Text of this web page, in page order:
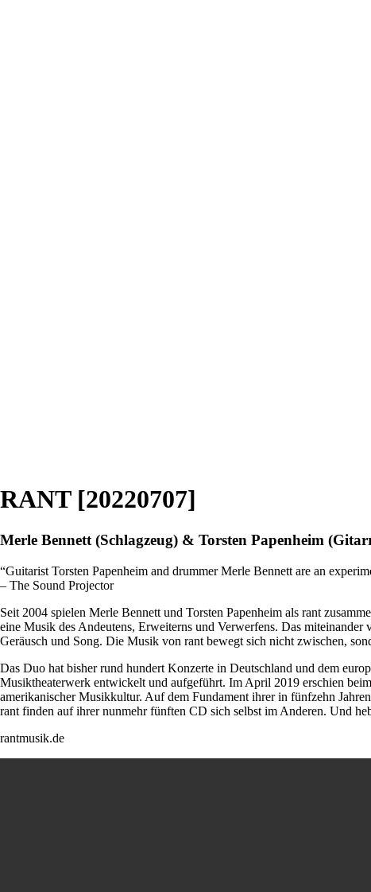
RANT [20220707]
Merle Bennett (Schlagzeug) & Torsten Papenheim
“Guitarist Torsten Papenheim and drummer Merle Bennett are an
– The Sound Projector
Seit 2004 spielen Merle Bennett und Torsten Papenheim als rant
eine Musik des Andeutens, Erweiterns und Verwerfens. Das
Geräusch und Song. Die Musik von rant bewegt sich nicht zwischen,
Das Duo hat bisher rund hundert Konzerte in Deutschland und dem
Musiktheaterwerk entwickelt und aufgeführt. Im April 2019 erschien
amerikanischer Musikkultur. Auf dem Fundament ihrer in fünfzehn
rant finden auf ihrer nunmehr fünften CD sich selbst im Anderen. Und
rantmusik.de